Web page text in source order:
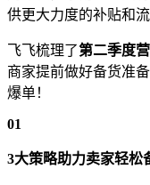
供更大力度的补贴和
飞飞梳理了第二季度
商家提前做好备货准
爆单！
01
3大策略助力卖家轻松